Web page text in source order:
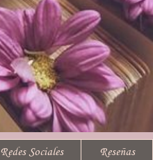
Redes Sociales Reseñas